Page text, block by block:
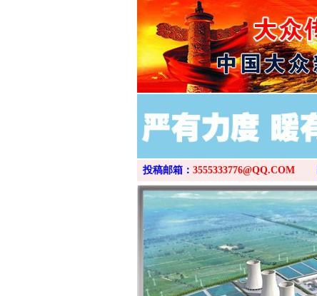
投稿邮箱： 3555333776@QQ.COM